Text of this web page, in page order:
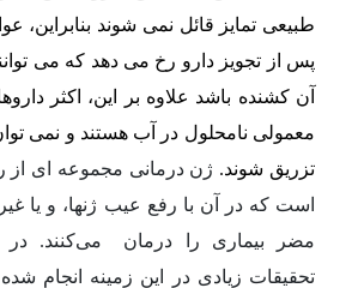
طبیعی تمایز قائل نمی شوند بنابراین،
پس از تجویز دارو رخ می دهد که می
آن کشنده باشد علاوه بر این، اکثر
معمولی نامحلول در آب هستند و نمی
تزریق شوند. ژن درمانی مجموعه ای
است که در آن با رفع عیب ژن­ها، و یا
مضر بیماری را درمان
می‌کنند.
تحقیقات زیادی در این زمینه انجام